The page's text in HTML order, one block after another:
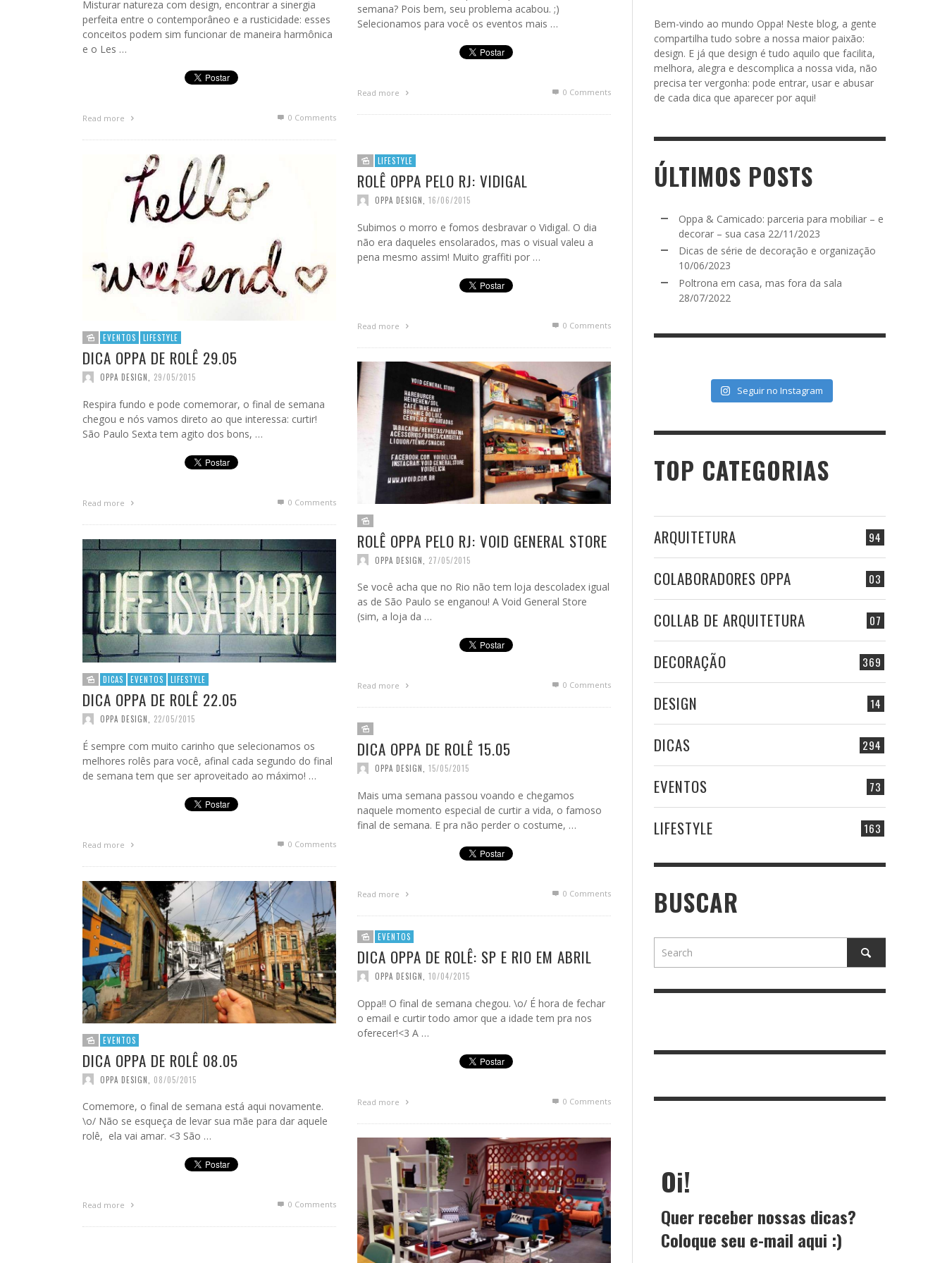
Misturar natureza com design, encontrar a sinergia
perfeita entre o contemporâneo e a rusticidade: esses
conceitos podem sim funcionar de maneira harmônica
e o Les …
Read more 0 Comments
semana? Pois bem, seu problema acabou. ;)
Selecionamos para você os eventos mais …
Read more 0 Comments
LIFESTYLE
ROLÊ OPPA PELO RJ: VIDIGAL
OPPA DESIGN 16/06/2015
Subimos o morro e fomos desbravar o Vidigal. O dia
não era daqueles ensolarados, mas o visual valeu a
pena mesmo assim! Muito graffiti por …
Read more 0 Comments
EVENTOS LIFESTYLE
DICA OPPA DE ROLÊ 29.05
OPPA DESIGN 29/05/2015
Respira fundo e pode comemorar, o final de semana
chegou e nós vamos direto ao que interessa: curtir!
São Paulo Sexta tem agito dos bons, …
Read more 0 Comments
ROLÊ OPPA PELO RJ: VOID GENERAL STORE
OPPA DESIGN 27/05/2015
Se você acha que no Rio não tem loja descoladex igual
as de São Paulo se enganou! A Void General Store
(sim, a loja da …
Read more 0 Comments
DICAS EVENTOS LIFESTYLE
DICA OPPA DE ROLÊ 22.05
OPPA DESIGN 22/05/2015
É sempre com muito carinho que selecionamos os
melhores rolês para você, afinal cada segundo do final
de semana tem que ser aproveitado ao máximo! …
Read more 0 Comments
DICA OPPA DE ROLÊ 15.05
OPPA DESIGN 15/05/2015
Mais uma semana passou voando e chegamos
naquele momento especial de curtir a vida, o famoso
final de semana. E pra não perder o costume, …
Read more 0 Comments
EVENTOS
DICA OPPA DE ROLÊ 08.05
OPPA DESIGN 08/05/2015
Comemore, o final de semana está aqui novamente.
\o/ Não se esqueça de levar sua mãe para dar aquele
rolê, ela vai amar. <3 São …
Read more 0 Comments
EVENTOS
DICA OPPA DE ROLÊ: SP E RIO EM ABRIL
OPPA DESIGN 10/04/2015
Oppa!! O final de semana chegou. \o/ É hora de fechar
o email e curtir todo amor que a idade tem pra nos
oferecer!<3 A …
Read more 0 Comments
Bem-vindo ao mundo Oppa! Neste blog, a gente
compartilha tudo sobre a nossa maior paixão:
design. E já que design é tudo aquilo que facilita,
melhora, alegra e descomplica a nossa vida, não
precisa ter vergonha: pode entrar, usar e abusar
de cada dica que aparecer por aqui!
ÚLTIMOS POSTS
Oppa & Camicado: parceria para mobiliar – e
decorar – sua casa 22/11/2023
Dicas de série de decoração e organização
10/06/2023
Poltrona em casa, mas fora da sala
28/07/2022
Seguir no Instagram
TOP CATEGORIAS
94
ARQUITETURA
03
COLABORADORES OPPA
07
COLLAB DE ARQUITETURA
369
DECORAÇÃO
14
DESIGN
294
DICAS
73
EVENTOS
163
LIFESTYLE
BUSCAR
Oi!
Quer receber nossas dicas?
Coloque seu e-mail aqui :)